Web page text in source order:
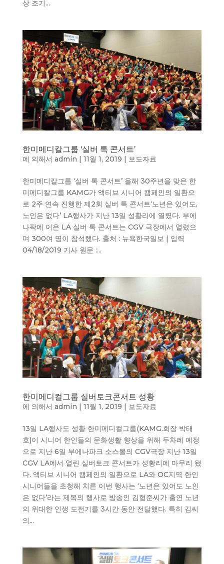
상 조기...
한미메디칼그룹 ‘실버 톡 콘서트’
에 의해서 admin | 11월 1, 2019 | 보도자료
한미메디칼그룹 ‘실버 톡 콘서트’ 올해 30주년을 맞은 한
미메디칼그룹 KAMG가 액티브 시니어 캠페인의 일환으
로 2주 연속 진행한 제2회 실버 톡 콘서트‘노년은 있어도,
노인은 없다’ LA행사가 지난 13일 성황리에 열렸다. 부에
나팍에 이은 LA 실버 톡 콘서트는 CGV 극장에서 열렸으
며 300여 명이 참석했다. 출처 : 뉴욕한국일보 | 입력
04/18/2019 기사 원문 :...
한미메디컬그룹 실버토크콘서트 성황
에 의해서 admin | 11월 1, 2019 | 보도자료
13일 LA행사도 성황 한미메디컬그룹(KAMG.회장 박태
호)이 시니어 한인들의 문화생활 향상을 위해 두차례 예정
으로 지난 6일 부에나파크 소스몰의 CGV극장 지난 13일
CGV LA에서 열린 실버토크 콘서트가 성황리에 마무리 됐
다. 액티브 시니어 캠페인의 일환으로 LA와 OC지역 한인
시니어들을 초청해 치른 이번 행사는 ‘노년은 있어도 노인
은 없다’라는 제목의 행사로 방송인 김형준씨가 출연 노년
의 위대한 인생 도전기를 3시간 동안 전달했다. 특히 김씨
의...